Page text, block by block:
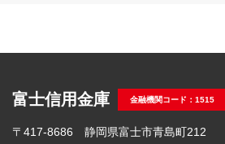
富士信用金庫 金融機関コード：1515
〒417-8686 静岡県富士市青島町212